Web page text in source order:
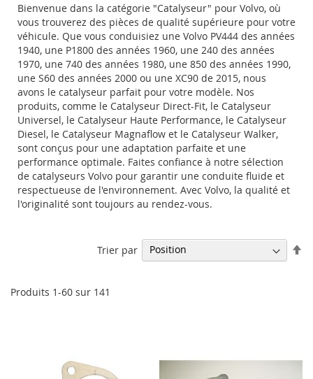
Bienvenue dans la catégorie "Catalyseur" pour Volvo, où
vous trouverez des pièces de qualité supérieure pour votre
véhicule. Que vous conduisiez une Volvo PV444 des années
1940, une P1800 des années 1960, une 240 des années
1970, une 740 des années 1980, une 850 des années 1990,
une S60 des années 2000 ou une XC90 de 2015, nous
avons le catalyseur parfait pour votre modèle. Nos
produits, comme le Catalyseur Direct-Fit, le Catalyseur
Universel, le Catalyseur Haute Performance, le Catalyseur
Diesel, le Catalyseur Magnaflow et le Catalyseur Walker,
sont conçus pour une adaptation parfaite et une
performance optimale. Faites confiance à notre sélection
de catalyseurs Volvo pour garantir une conduite fluide et
respectueuse de l'environnement. Avec Volvo, la qualité et
l'originalité sont toujours au rendez-vous.
Produits 1-60 sur 141
Trier par